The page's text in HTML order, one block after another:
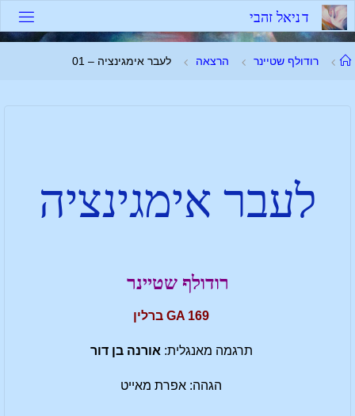
דניאל זהבי
רודולף שטיינר הרצאה לעבר אימגינציה – 01
לעבר אימגינציה
רודולף שטיינר
GA 169 ברלין
תרגמה מאנגלית: אורנה בן דור
הגהה: אפרת מאייט